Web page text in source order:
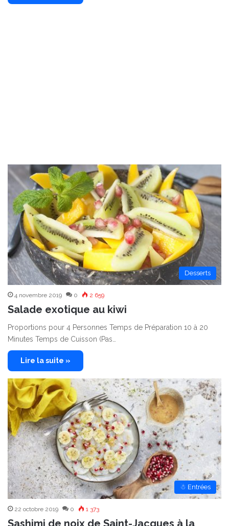
Desserts
4 novembre 2019 0 2 659
Salade exotique au kiwi
Proportions pour 4 Personnes Temps de Préparation 10 à 20
Minutes Temps de Cuisson (Pas…
Lire la suite »
☃ Entrées
22 octobre 2019 0 1 373
Sashimi de noix de Saint-Jacques à la